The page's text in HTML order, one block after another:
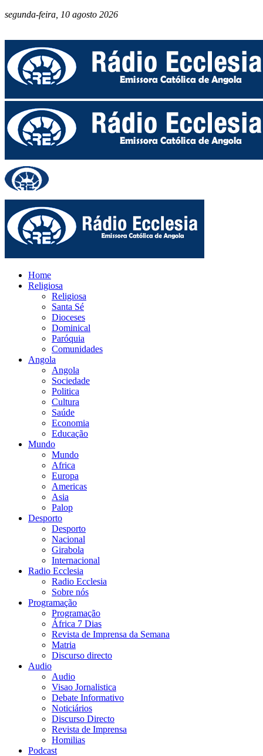
segunda-feira, 10 agosto 2026
Home
Religiosa
Religiosa
Santa Sé
Dioceses
Dominical
Paróquia
Comunidades
Angola
Angola
Sociedade
Politica
Cultura
Saúde
Economia
Educação
Mundo
Mundo
Africa
Europa
Americas
Asia
Palop
Desporto
Desporto
Nacional
Girabola
Internacional
Radio Ecclesia
Radio Ecclesia
Sobre nós
Programação
Programação
África 7 Dias
Revista de Imprensa da Semana
Matria
Discurso directo
Audio
Audio
Visao Jornalistica
Debate Informativo
Noticiários
Discurso Directo
Revista de Imprensa
Homilias
Podcast